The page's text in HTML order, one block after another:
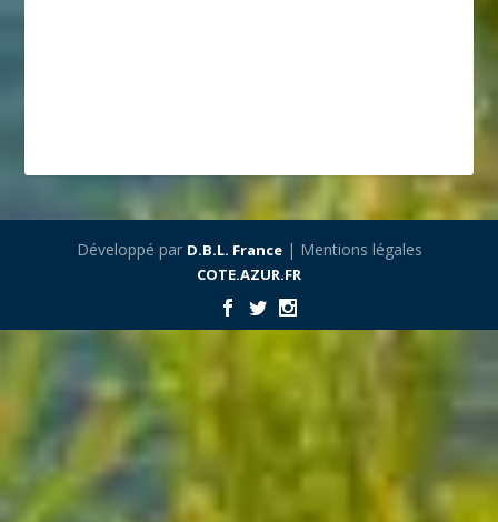
Développé par D.B.L. France| Mentions légales
COTE.AZUR.FR